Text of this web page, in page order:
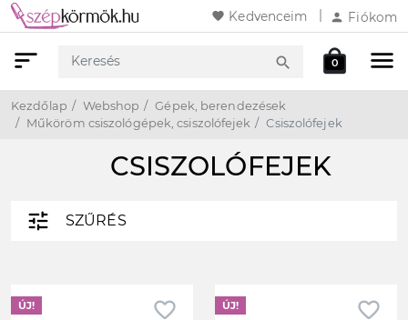
favorite Kedvenceim person Fiókom
menu
sort
Webshop
search
Keresés
local_mall
Kosár
0
Kezdőlap Webshop
Gépek, berendezések
Műköröm csiszológépek, csiszolófejek
Csiszolófejek
CSISZOLÓFEJEK
tune SZŰRÉS
favorite_border
ÚJ! favorite_border
ÚJ!